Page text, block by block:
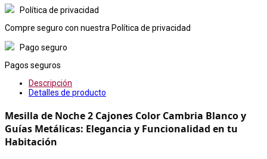
Política de privacidad
Compre seguro con nuestra Política de privacidad
Pago seguro
Pagos seguros
Descripción
Detalles de producto
Mesilla de Noche 2 Cajones Color Cambria Blanco y
Guías Metálicas: Elegancia y Funcionalidad en tu
Habitación